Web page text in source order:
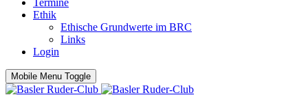
Termine
Ethik
Ethische Grundwerte im BRC
Links
Login
Mobile Menu Toggle